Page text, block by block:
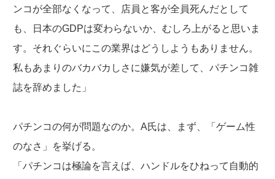
ンコが全部なくなって、店員と客が全員死んだとして
も、日本のGDPは変わらないか、むしろ上がると思いま
す。それぐらいにこの業界はどうしようもありません。
私もあまりのバカバカしさに嫌気が差して、パチンコ雑
誌を辞めました」
パチンコの何が問題なのか。A氏は、まず、「ゲーム性
のなさ」を挙げる。
「パチンコは極論を言えば、ハンドルをひねって自動的